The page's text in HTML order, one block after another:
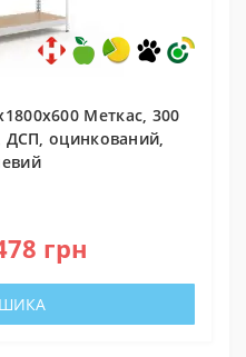
Меткас, 300
оцинкований,
грн